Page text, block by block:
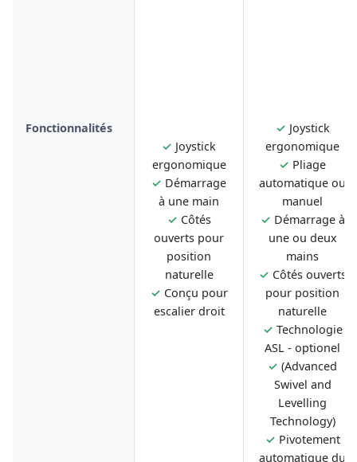
Fonctionnalités
✓ Joystick
ergonomique
✓ Démarrage
à une main
✓ Côtés
ouverts pour
position
naturelle
✓ Conçu pour
escalier droit
✓ Joystick
ergonomique
✓ Pliage
automatique ou
manuel
✓ Démarrage à
une ou deux
mains
✓ Côtés ouverts
pour position
naturelle
✓ Technologie
ASL - optionel
✓ (Advanced
Swivel and
Levelling
Technology)
✓ Pivotement
automatique du